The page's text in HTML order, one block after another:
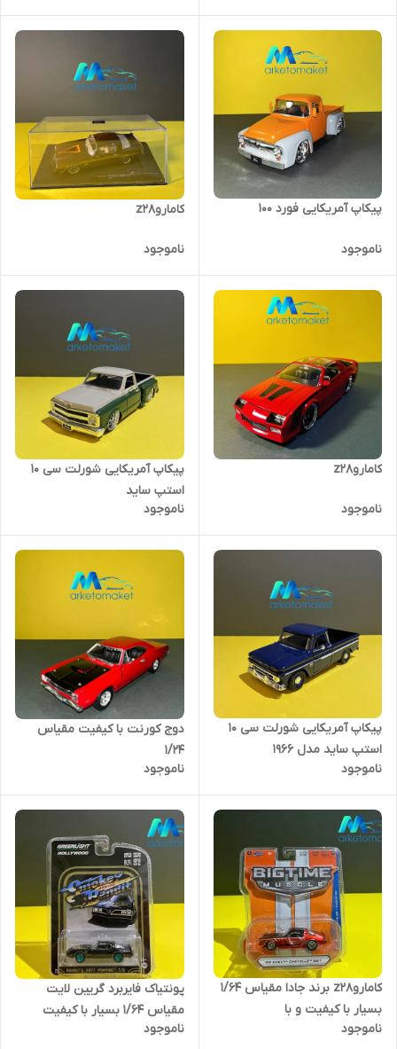
پیکاپ آمریکایی فورد ۱۰۰
ناموجود
کاماروz28
ناموجود
کاماروz28
ناموجود
پیکاپ آمریکایی شورلت سی 10
استپ ساید
ناموجود
پیکاپ آمریکایی شورلت سی 10
استپ ساید مدل ۱۹۶۶
ناموجود
دوج کورنت با کیفیت مقیاس
۱/۲۴
ناموجود
کاماروz28 برند جادا مقیاس ۱/۶۴
بسیار با کیفیت و با
ناموجود
پونتیاک فایربرد گریین لایت
مقیاس ۱/۶۴ بسیار با کیفیت
آکبند
ناموجود